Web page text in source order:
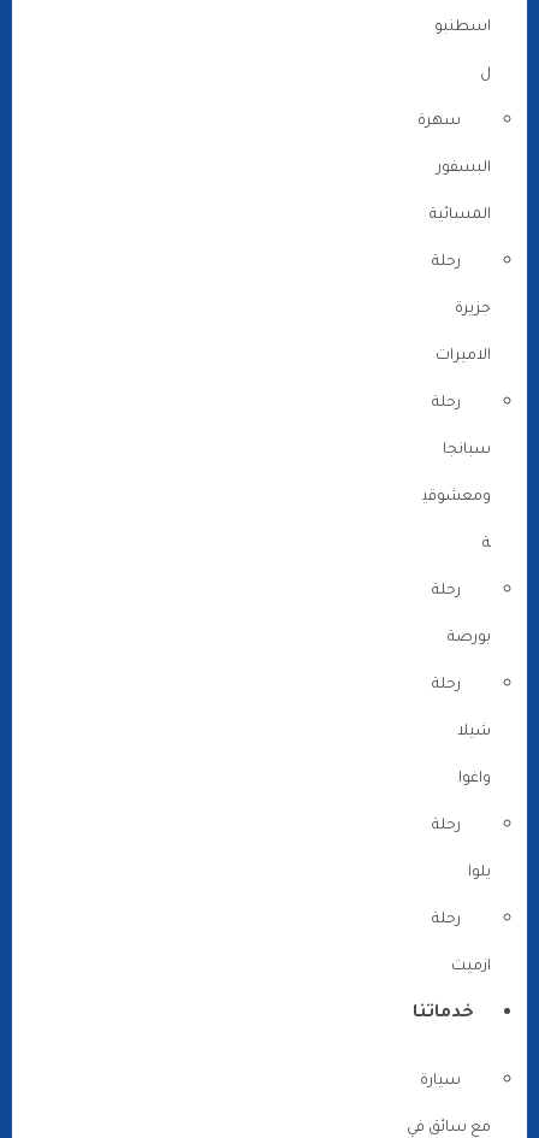
اسطنبو
ل
سهرة
البسفور
المسائية
رحلة
جزيرة
الاميرات
رحلة
سبانجا
ومعشوقي
ة
رحلة
بورصة
رحلة
شيلا
واغوا
رحلة
يلوا
رحلة
ازميت
خدماتنا
سيارة
مع سائق في